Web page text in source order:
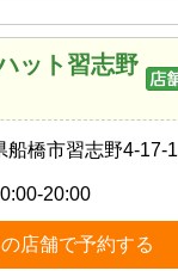
ット習志野
船橋市習志野4-17-1
20:00
店舗で予約する